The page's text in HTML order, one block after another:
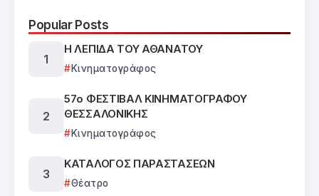
Popular Posts
Η ΛΕΠΙΔΑ ΤΟΥ ΑΘΑΝΑΤΟΥ
Κινηματογράφος
57ο ΦΕΣΤΙΒΑΛ ΚΙΝΗΜΑΤΟΓΡΑΦΟΥ
ΘΕΣΣΑΛΟΝΙΚΗΣ
Κινηματογράφος
ΚΑΤΑΛΟΓΟΣ ΠΑΡΑΣΤΑΣΕΩΝ
Θέατρο